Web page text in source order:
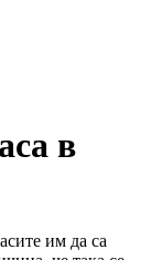
в
им да са